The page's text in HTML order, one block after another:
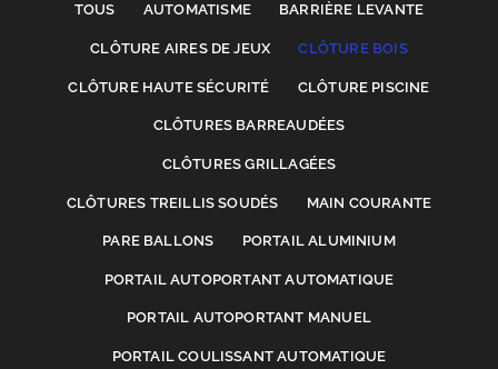
TOUS AUTOMATISME BARRIÈRE LEVANTE
CLÔTURE AIRES DE JEUX CLÔTURE BOIS
CLÔTURE HAUTE SÉCURITÉ CLÔTURE PISCINE
CLÔTURES BARREAUDÉES
CLÔTURES GRILLAGÉES
CLÔTURES TREILLIS SOUDÉS MAIN COURANTE
PARE BALLONS PORTAIL ALUMINIUM
PORTAIL AUTOPORTANT AUTOMATIQUE
PORTAIL AUTOPORTANT MANUEL
PORTAIL COULISSANT AUTOMATIQUE